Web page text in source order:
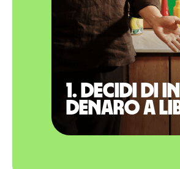
1. Decidi di
denaro a